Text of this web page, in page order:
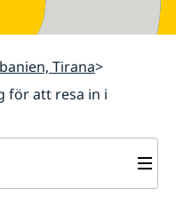
Tirana
för att resa in i